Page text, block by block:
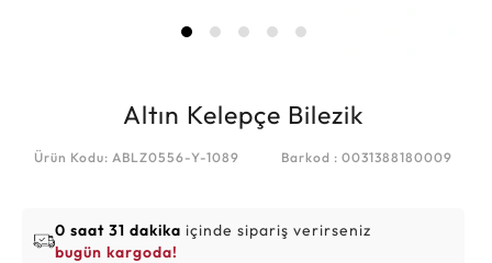
Altın Kelepçe Bilezik
Ürün Kodu: ABLZ0556-Y-1089 Barkod : 0031388180009
0 saat 31 dakika içinde sipariş verirseniz
bugün kargoda!